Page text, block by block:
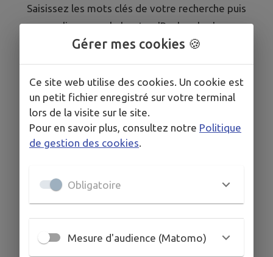
Saisissez les mots clés de votre recherche puis
cliquez sur le bouton 'Rechercher'
Gérer mes cookies 🍪
Ce site web utilise des cookies. Un cookie est
un petit fichier enregistré sur votre terminal
lors de la visite sur le site.
Pour en savoir plus, consultez notre Politique
de gestion des cookies.
Obligatoire
Mesure d'audience (Matomo)